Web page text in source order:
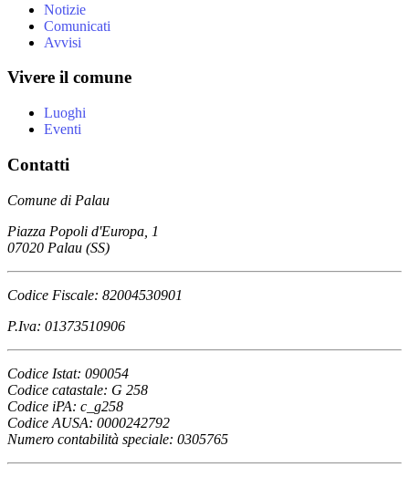
Notizie
Comunicati
Avvisi
Vivere il comune
Luoghi
Eventi
Contatti
Comune di Palau
Piazza Popoli d'Europa, 1
07020 Palau (SS)
Codice Fiscale: 82004530901
P.Iva: 01373510906
Codice Istat: 090054
Codice catastale: G 258
Codice iPA: c_g258
Codice AUSA: 0000242792
Numero contabilità speciale: 0305765